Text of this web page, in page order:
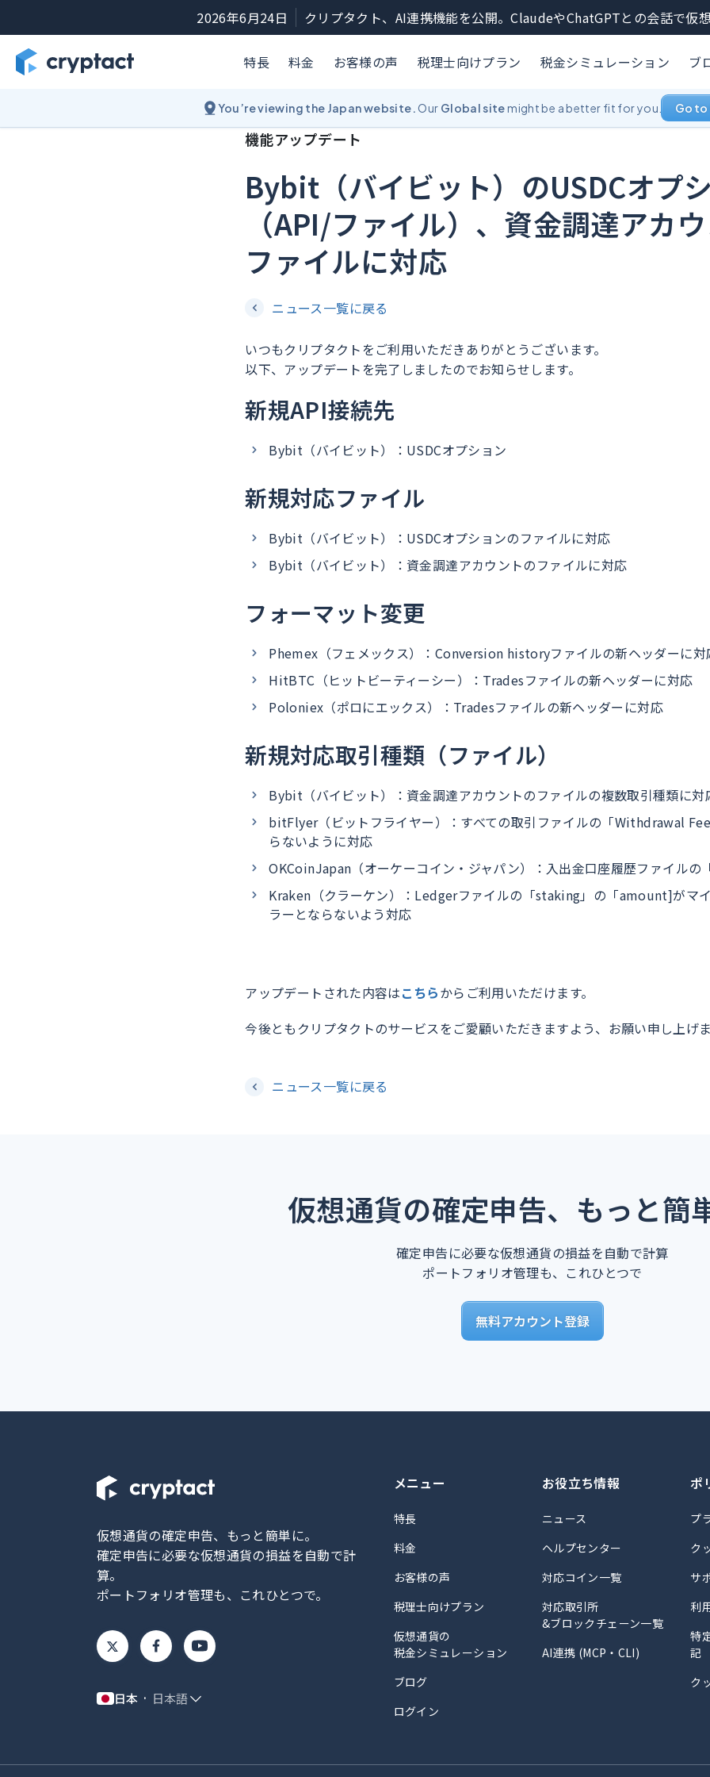
2026年6月24日 クリプタクト、AI連携機能を公開。ClaudeやChatGPTとの会話で仮
特長 料金 お客様の声 税理士向けプラン 税金シミュレーション ブ
You’re viewing the Japan website. Our Global sitemight be a better fit for you. Go
機能アップデート
Bybit（バイビット）のUSDCオプ
（API/ファイル）、資金調達アカ
ファイルに対応
ニュース一覧に戻る
いつもクリプタクトをご利用いただきありがとうございます。
以下、アップデートを完了しましたのでお知らせします。
新規API接続先
Bybit（バイビット）：USDCオプション
新規対応ファイル
Bybit（バイビット）：USDCオプションのファイルに対応
Bybit（バイビット）：資金調達アカウントのファイルに対応
フォーマット変更
Phemex（フェメックス）：Conversion historyファイルの新ヘッダーに対
HitBTC（ヒットビーティーシー）：Tradesファイルの新ヘッダーに対応
Poloniex（ポロにエックス）：Tradesファイルの新ヘッダーに対応
新規対応取引種類（ファイル）
Bybit（バイビット）：資金調達アカウントのファイルの複数取引種類に対
bitFlyer（ビットフライヤー）：すべての取引ファイルの「Withdrawal
らないように対応
OKCoinJapan（オーケーコイン・ジャパン）：入出金口座履歴ファイルの
Kraken（クラーケン）：Ledgerファイルの「staking」の「amount]がマ
ラーとならないよう対応
アップデートされた内容はこちらからご利用いただけます。
今後ともクリプタクトのサービスをご愛顧いただきますよう、お願い申し上げ
ニュース一覧に戻る
仮想通貨の確定申告、もっと簡
確定申告に必要な仮想通貨の損益を自動で計算
ポートフォリオ管理も、これひとつで
無料アカウント登録
仮想通貨の確定申告、もっと簡単に。
確定申告に必要な仮想通貨の損益を自動で計
算。
ポートフォリオ管理も、これひとつで。
日本 日本語
メニュー
特長
料金
お客様の声
税理士向けプラン
仮想通貨の
税金シミュレーション
ブログ
ログイン
お役立ち情報
ニュース
ヘルプセンター
対応コイン一覧
対応取引所
&ブロックチェーン一覧
AI連携 (MCP・CLI)
ポ
プ
ク
サ
利
特
記
ク